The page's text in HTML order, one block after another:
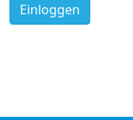
Einloggen